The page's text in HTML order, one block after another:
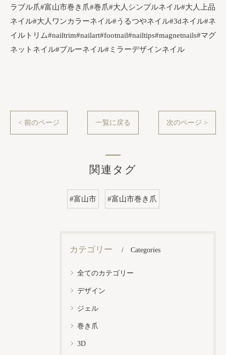
ラブル爪#富山市巻き爪#巻爪#大人シンプルネイル#大人上品
ネイル#大人ワンカラーネイル#うるつやネイル#3dネイル#ネ
イルトリム#nailtrim#nailart#footnail#nailtips#magnetnails#マグ
ネットネイル#ブルーネイル#ミラーデザインネイル
< 前のページ 一覧に戻る 次のページ >
関連タグ
#富山市 #富山市巻き爪
カテゴリー Categories
全てのカテゴリー
デザイン
ジェル
巻き爪
3D